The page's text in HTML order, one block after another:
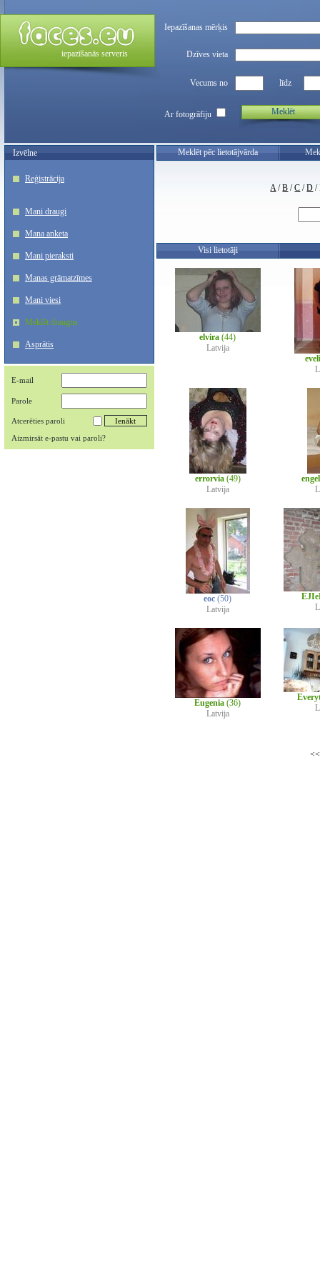
iepazīšanās serveris
Iepazīšanas mērķis
Dzīves vieta
Vecums no līdz
Ar fotogrāfiju Meklēt
Izvēlne
Reģistrācija
Mani draugi
Mana anketa
Mani pieraksti
Manas grāmatzīmes
Mani viesi
Meklēt draugus
Asprātis
E-mail
Parole
Atcerēties paroli
Aizmirsāt e-pastu vai paroli?
Meklēt pēc lietotājvārda
A/B /C /D /
Visi lietotāji
elvira (44)
Latvija
errorvia (49)
Latvija
eoc (50)
Latvija
Eugenia (36)
Latvija